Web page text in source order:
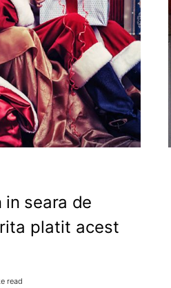
in seara de
platit acest
read